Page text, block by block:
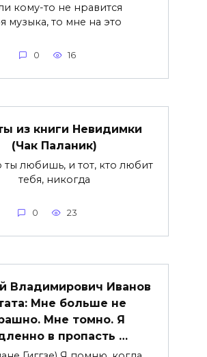
кому-то не нравится
музыка, то мне на это
0 16
из книги Невидимки
(Чак Паланик)
ты любишь, и тот, кто любит
тебя, никогда
0 23
Владимирович Иванов
Мне больше не
Мне томно. Я
в пропасть …